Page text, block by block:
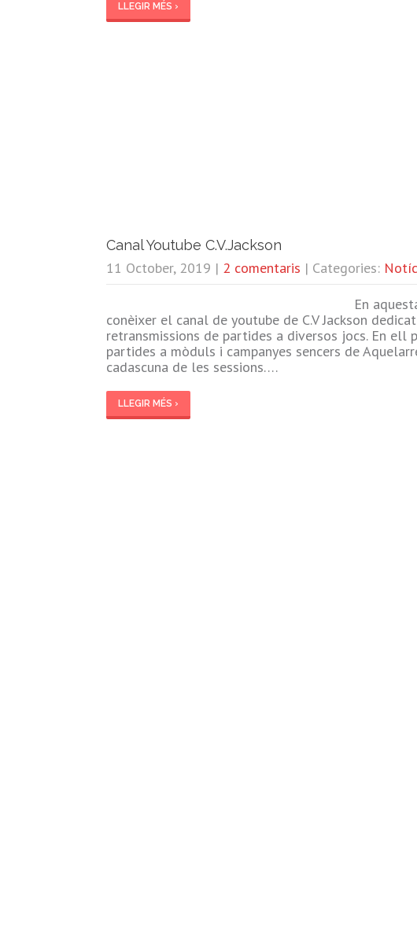
LLEGIR MÉS ›
Canal Youtube C.V.Jackson
11 October, 2019 | 2 comentaris | Categories:
En
conèixer el canal de youtube de C.V Jackson
retransmissions de partides a diversos jocs. En ell
partides a mòduls i campanyes sencers de
cadascuna de les sessions….
LLEGIR MÉS ›